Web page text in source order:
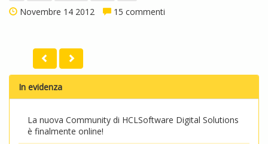
Novembre 14 2012 15 commenti
In evidenza
La nuova Community di HCLSoftware Digital Solutions
è finalmente online!